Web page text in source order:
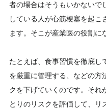
者の場合はそうもいかないで
している人が心筋梗塞を起こ
ます。そこが産業医の役割に
たとえば、食事習慣を徹底し
を厳重に管理する、などの方
クを下げていくのです。それ
とりのリスクを評価して、リ